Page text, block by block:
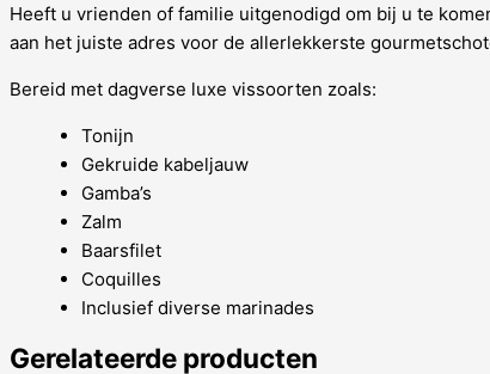
Heeft u vrienden of familie uitgenodigd om bij u te
aan het juiste adres voor de allerlekkerste
Bereid met dagverse luxe vissoorten zoals:
Tonijn
Gekruide kabeljauw
Gamba’s
Zalm
Baarsfilet
Coquilles
Inclusief diverse marinades
Gerelateerde producten